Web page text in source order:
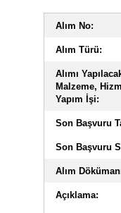
Alım No:
Alım Türü:
Alımı
Malzeme,
Yapım İşi:
Son Başvuru
Son Başvuru
Alım
Açıklama: